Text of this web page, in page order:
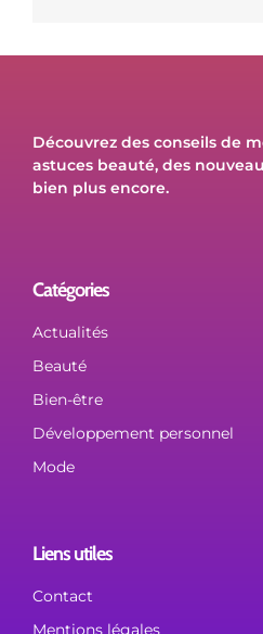
Découvrez des conseils de
astuces beauté, des
bien plus encore.
Catégories
Actualités
Beauté
Bien-être
Développement personnel
Mode
Liens utiles
Contact
Mentions légales